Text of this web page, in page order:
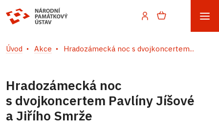
Úvod Akce Hradozámecká noc s dvojkoncertem...
Hradozámecká noc
s dvojkoncertem Pavlíny Jíšové
a Jiřího Smrže